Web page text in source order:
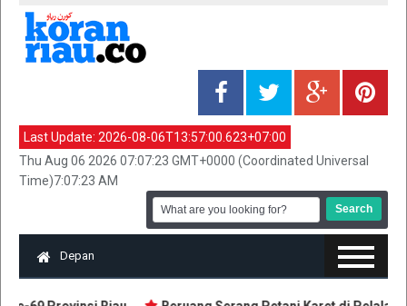
Last Update: 2026-08-06T13:57:00.623+07:00
Thu Aug 06 2026 07:07:23 GMT+0000 (Coordinated Universal
Time)7:07:23 AM
Depan